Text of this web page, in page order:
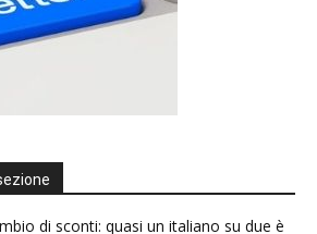
di sconti: quasi un italiano su due è